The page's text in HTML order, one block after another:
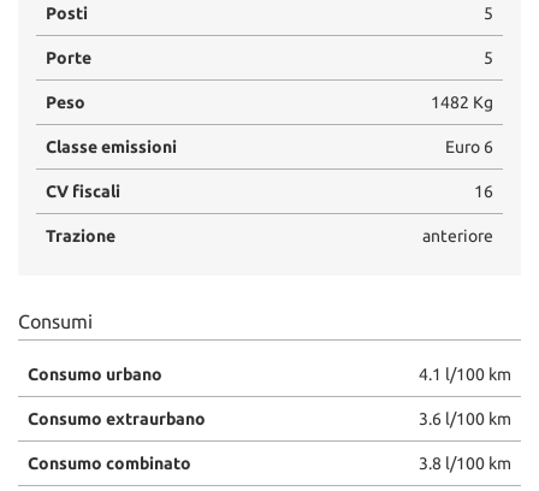
Posti 5
Porte 5
Peso 1482 Kg
Classe emissioni Euro 6
CV fiscali 16
Trazione anteriore
Consumi
Consumo urbano 4.1 l/100 km
Consumo extraurbano 3.6 l/100 km
Consumo combinato 3.8 l/100 km